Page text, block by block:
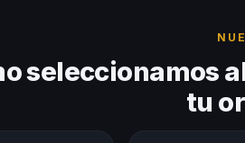
seleccionamos
tu